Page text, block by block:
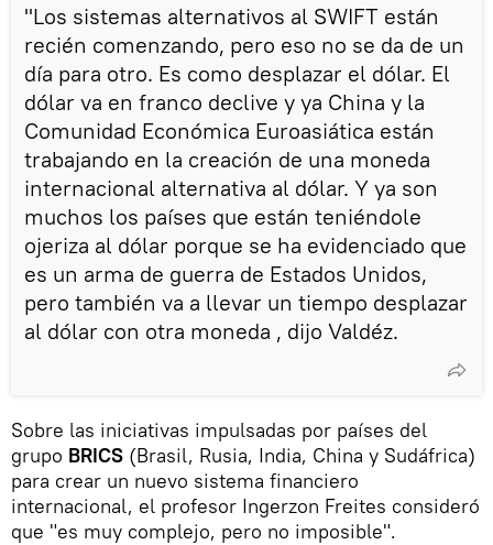
"Los sistemas alternativos al SWIFT están
recién comenzando, pero eso no se da de un
día para otro. Es como desplazar el dólar. El
dólar va en franco declive y ya China y la
Comunidad Económica Euroasiática están
trabajando en la creación de una moneda
internacional alternativa al dólar. Y ya son
muchos los países que están teniéndole
ojeriza al dólar porque se ha evidenciado que
es un arma de guerra de Estados Unidos,
pero también va a llevar un tiempo desplazar
al dólar con otra moneda , dijo Valdéz.
Sobre las iniciativas impulsadas por países del
grupo BRICS (Brasil, Rusia, India, China y Sudáfrica)
para crear un nuevo sistema financiero
internacional, el profesor Ingerzon Freites consideró
que "es muy complejo, pero no imposible".